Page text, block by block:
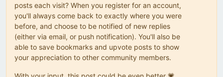
posts each visit? When you register for an account,
you'll always come back to exactly where you were
before, and choose to be notified of new replies
(either via email, or push notification). You'll also be
able to save bookmarks and upvote posts to show
your appreciation to other community members.